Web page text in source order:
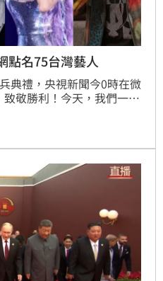
點名75台灣藝人
典禮，央視新聞今0時在微
敬勝利！今天，我們一起
、汪東城等人都未轉發，